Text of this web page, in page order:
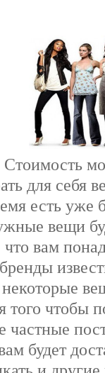
Стоимость
для себя
есть уже
вещи
что вам
того чтобы
частные
будет